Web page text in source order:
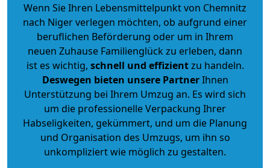
Wenn Sie Ihren Lebensmittelpunkt von Chemnitz
nach Niger verlegen möchten, ob aufgrund einer
beruflichen Beförderung oder um in Ihrem
neuen Zuhause Familienglück zu erleben, dann
ist es wichtig, schnell und effizientzu handeln.
Deswegen bieten unsere PartnerIhnen
Unterstützung bei Ihrem Umzug an. Es wird sich
um die professionelle Verpackung Ihrer
Habseligkeiten, gekümmert, und um die Planung
und Organisation des Umzugs, um ihn so
unkompliziert wie möglich zu gestalten.